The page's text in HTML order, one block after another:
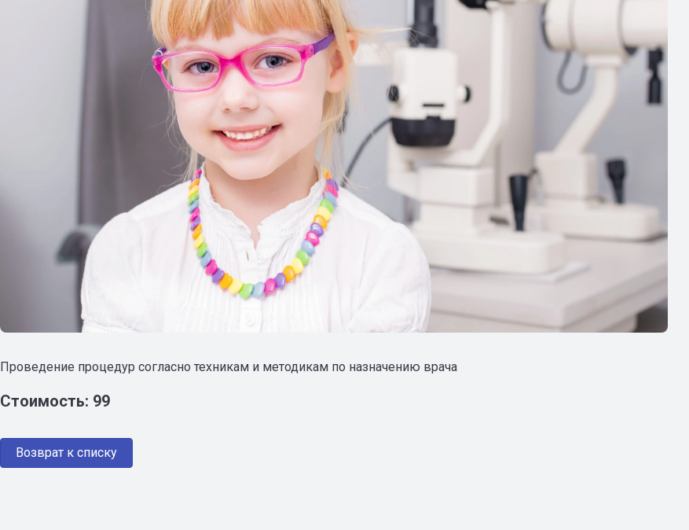
Проведение процедур согласно техникам и методикам по назначению врача
Стоимость: 99
Возврат к списку